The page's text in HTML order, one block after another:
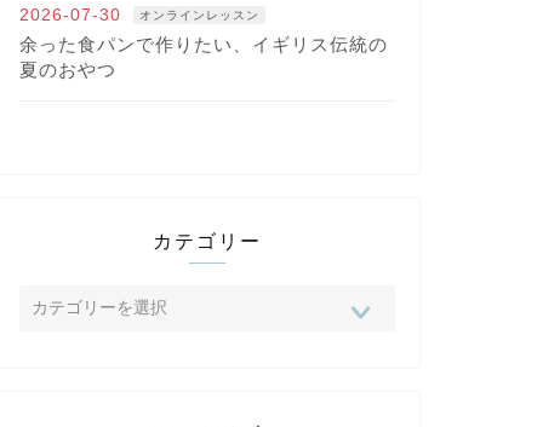
2026-07-30 オンラインレッスン
余った食パンで作りたい、イギリス伝統の
夏のおやつ
カテゴリー